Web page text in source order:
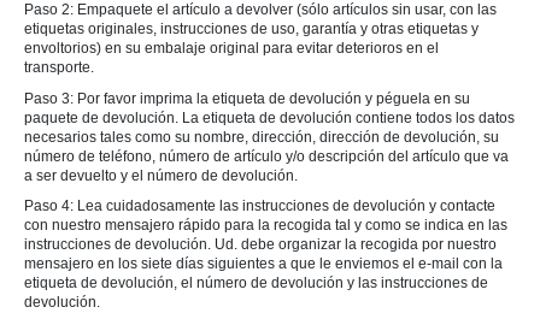
Paso 2: Empaquete el artículo a devolver (sólo artículos sin usar, con las
etiquetas originales, instrucciones de uso, garantía y otras etiquetas y
envoltorios) en su embalaje original para evitar deterioros en el
transporte.
Paso 3: Por favor imprima la etiqueta de devolución y péguela en su
paquete de devolución. La etiqueta de devolución contiene todos los datos
necesarios tales como su nombre, dirección, dirección de devolución, su
número de teléfono, número de artículo y/o descripción del artículo que va
a ser devuelto y el número de devolución.
Paso 4: Lea cuidadosamente las instrucciones de devolución y contacte
con nuestro mensajero rápido para la recogida tal y como se indica en las
instrucciones de devolución. Ud. debe organizar la recogida por nuestro
mensajero en los siete días siguientes a que le enviemos el e-mail con la
etiqueta de devolución, el número de devolución y las instrucciones de
devolución.